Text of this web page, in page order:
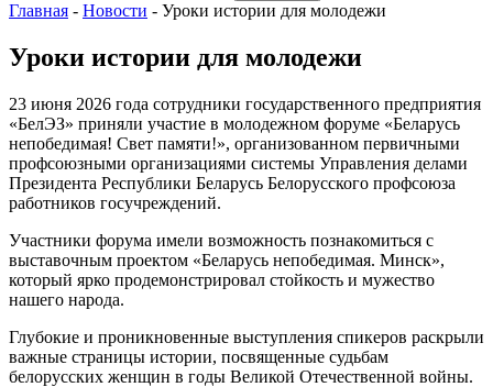
Главная - Новости - Уроки истории для молодежи
Уроки истории для молодежи
23 июня 2026 года сотрудники государственного предприятия
«БелЭЗ» приняли участие в молодежном форуме «Беларусь
непобедимая! Свет памяти!», организованном первичными
профсоюзными организациями системы Управления делами
Президента Республики Беларусь Белорусского профсоюза
работников госучреждений.
Участники форума имели возможность познакомиться с
выставочным проектом «Беларусь непобедимая. Минск»,
который ярко продемонстрировал стойкость и мужество
нашего народа.
Глубокие и проникновенные выступления спикеров раскрыли
важные страницы истории, посвященные судьбам
белорусских женщин в годы Великой Отечественной войны.